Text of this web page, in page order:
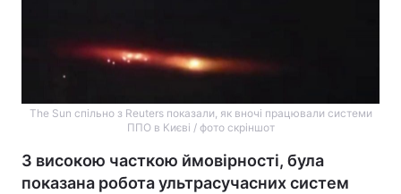
The Sun спільно з Reuters показали, як вночі працювали системи
ППО в Києві / фото скріншот
З високою часткою ймовірності, була
показана робота ультрасучасних систем